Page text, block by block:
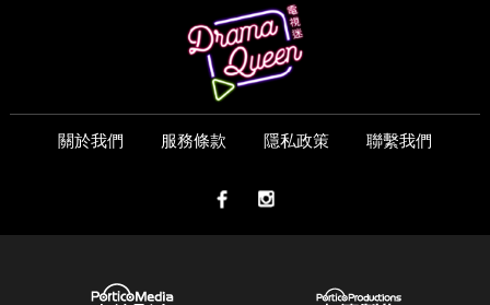
關於我們 服務條款 隱私政策 聯繫我們